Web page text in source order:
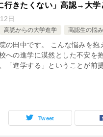
行きたくない」高認→大学
日
高認からの大学進学 高認生の悩
の田中です。 こんな悩みを
への進学に漠然とした不安を
「進学する」ということが前
Tweet